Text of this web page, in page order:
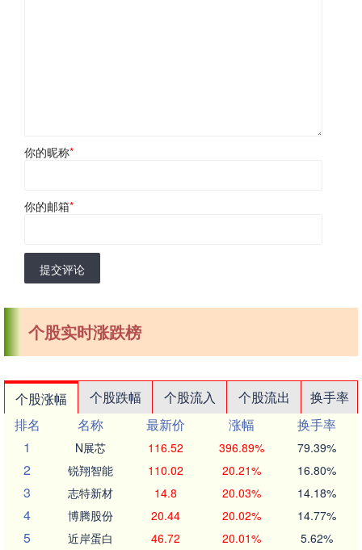
你的昵称*
你的邮箱*
提交评论
个股实时涨跌榜
个股涨幅 个股跌幅 个股流入 个股流出
换手率
排名
名称 最新价 涨幅
换手率
1
N展芯 116.52 396.89% 79.39%
2 锐翔智能 110.02 20.21% 16.80%
3 志特新材 14.8 20.03% 14.18%
4 博腾股份 20.44 20.02% 14.77%
5 近岸蛋白 46.72 20.01% 5.62%